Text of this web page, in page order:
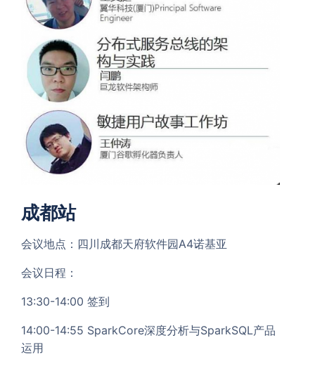
成都站
会议地点：四川成都天府软件园A4诺基亚
会议日程：
13:30-14:00 签到
14:00-14:55 SparkCore深度分析与SparkSQL产品
运用